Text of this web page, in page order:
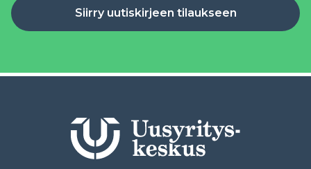
Siirry uutiskirjeen tilaukseen